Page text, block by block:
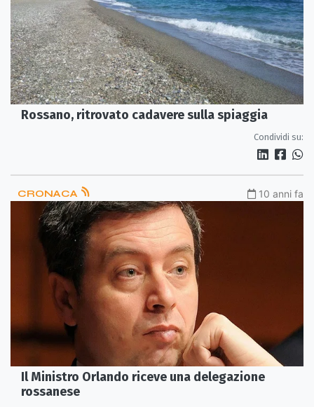
Rossano, ritrovato cadavere sulla spiaggia
Condividi su:
CRONACA 10 anni fa
Il Ministro Orlando riceve una delegazione
rossanese